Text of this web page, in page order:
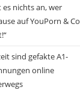
es nichts an, wer
auf YouPorn & Co
sind gefakte A1-
online